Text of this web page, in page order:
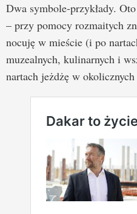
Dwa symbole-przykłady.
– przy pomocy rozmaitych
nocuję w mieście (i po
muzealnych, kulinarnych i
nartach jeżdżę w